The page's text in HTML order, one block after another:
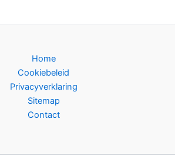
Home
Cookiebeleid
Privacyverklaring
Sitemap
Contact